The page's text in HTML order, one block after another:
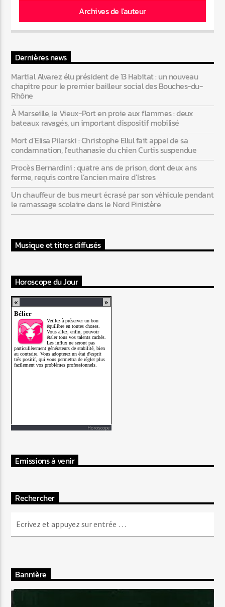
Archives de l'auteur
Dernières news
Martial Alvarez élu président de 13 Habitat : un nouveau
chapitre pour le premier bailleur social des Bouches-du-
Rhône
À Marseille, le Vieux-Port en proie aux flammes : deux
bateaux ravagés, un important dispositif mobilisé
Mort d’Elisa Pilarski : Christophe Ellul fait appel de sa
condamnation, l’euthanasie du chien Curtis suspendue
Procès Bernardini : quatre ans de prison, dont deux ans
ferme, requis contre l’ancien maire d’Istres
Un chauffeur de bus meurt écrasé par son véhicule pendant
le ramassage scolaire dans le Nord Finistère
Musique et titres diffusés
Horoscope du Jour
Horoscope
Emissions à venir
Rechercher
Bannière